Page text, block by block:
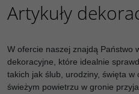
Artykuły
W ofercie naszej znajdą Państwo
dekoracyjne, które idealnie
takich jak ślub, urodziny, święta
świeżym powietrzu w gronie